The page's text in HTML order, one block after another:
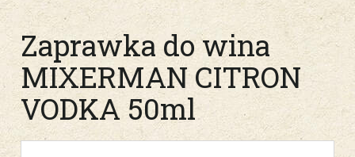
Zaprawka do wina
MIXERMAN CITRON
VODKA 50ml